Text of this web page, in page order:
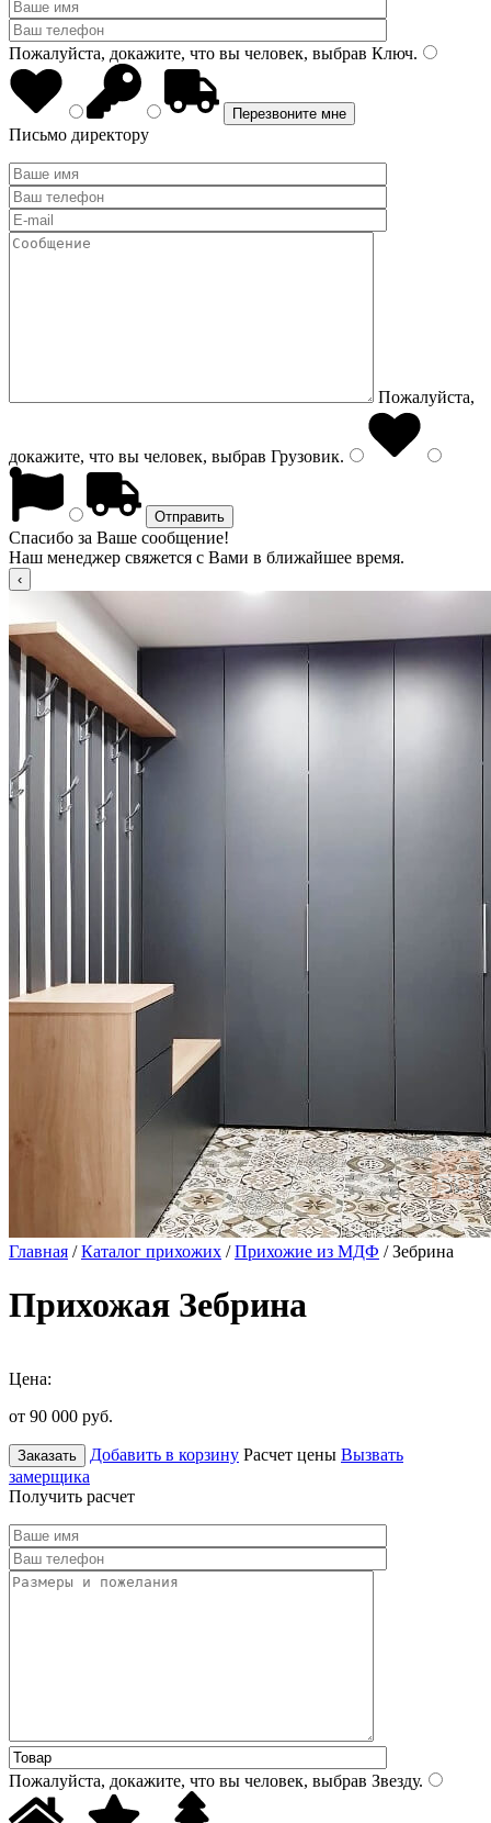
Пожалуйста, докажите, что вы человек, выбрав Ключ.
Письмо директору
Пожалуйста,
докажите, что вы человек, выбрав Грузовик.
Спасибо за Ваше сообщение!
Наш менеджер свяжется с Вами в ближайшее время.
Главная /Каталог прихожих /Прихожие из МДФ / Зебрина
Прихожая Зебрина
Цена:
от 90 000 руб.
Заказать Добавить в корзину Расчет цены Вызвать
замерщика
Получить расчет
Пожалуйста, докажите, что вы человек, выбрав Звезду.